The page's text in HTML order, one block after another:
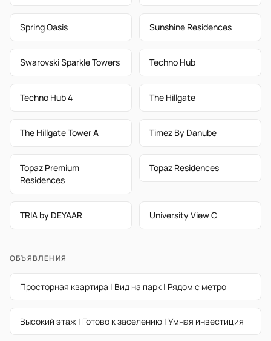
Spring Oasis Sunshine Residences
Swarovski Sparkle Towers Techno Hub
Techno Hub 4 The Hillgate
The Hillgate Tower A Timez By Danube
Topaz Premium
Residences
Topaz Residences
TRIA by DEYAAR University View C
ОБЪЯВЛЕНИЯ
Просторная квартира | Вид на парк | Рядом с метро
Высокий этаж | Готово к заселению | Умная инвестиция